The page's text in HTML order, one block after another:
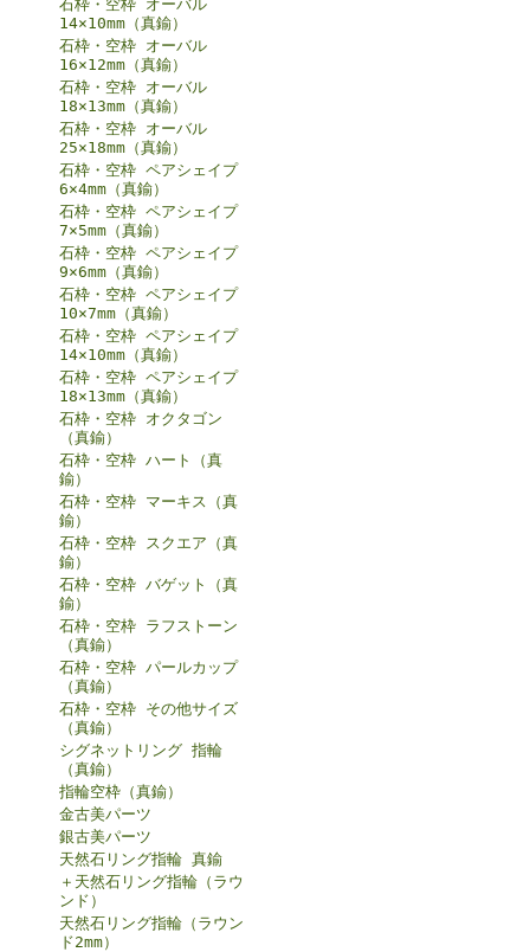
石枠・空枠 オーバル
14×10mm（真鍮）
石枠・空枠 オーバル
16×12mm（真鍮）
石枠・空枠 オーバル
18×13mm（真鍮）
石枠・空枠 オーバル
25×18mm（真鍮）
石枠・空枠 ペアシェイプ
6×4mm（真鍮）
石枠・空枠 ペアシェイプ
7×5mm（真鍮）
石枠・空枠 ペアシェイプ
9×6mm（真鍮）
石枠・空枠 ペアシェイプ
10×7mm（真鍮）
石枠・空枠 ペアシェイプ
14×10mm（真鍮）
石枠・空枠 ペアシェイプ
18×13mm（真鍮）
石枠・空枠 オクタゴン
（真鍮）
石枠・空枠 ハート（真
鍮）
石枠・空枠 マーキス（真
鍮）
石枠・空枠 スクエア（真
鍮）
石枠・空枠 バゲット（真
鍮）
石枠・空枠 ラフストーン
（真鍮）
石枠・空枠 パールカップ
（真鍮）
石枠・空枠 その他サイズ
（真鍮）
シグネットリング 指輪
（真鍮）
指輪空枠（真鍮）
金古美パーツ
銀古美パーツ
天然石リング指輪 真鍮
＋天然石リング指輪（ラウ
ンド）
天然石リング指輪（ラウン
ド2mm）